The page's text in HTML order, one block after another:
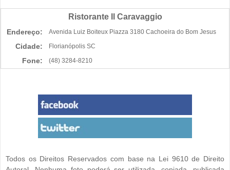
Ristorante Il Caravaggio
Endereço: Avenida Luiz Boiteux Piazza 3180 Cachoeira do Bom Jesus
Cidade: Florianópolis SC
Fone: (48) 3284-8210
Todos os Direitos Reservados com base na Lei 9610 de Direito